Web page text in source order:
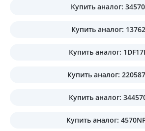
Купить аналог:
Купить аналог:
Купить аналог:
Купить аналог:
Купить аналог:
Купить аналог: